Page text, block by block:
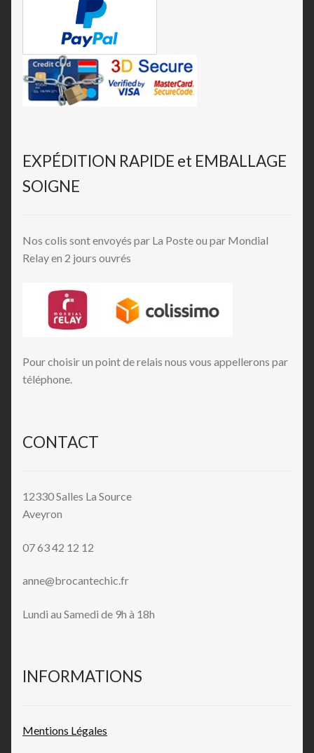
EXPÉDITION RAPIDE et EMBALLAGE
SOIGNE
Nos colis sont envoyés par La Poste ou par Mondial
Relay en 2 jours ouvrés
Pour choisir un point de relais nous vous appellerons par
téléphone.
CONTACT
12330 Salles La Source
Aveyron
07 63 42 12 12
anne@brocantechic.fr
Lundi au Samedi de 9h à 18h
INFORMATIONS
Mentions Légales